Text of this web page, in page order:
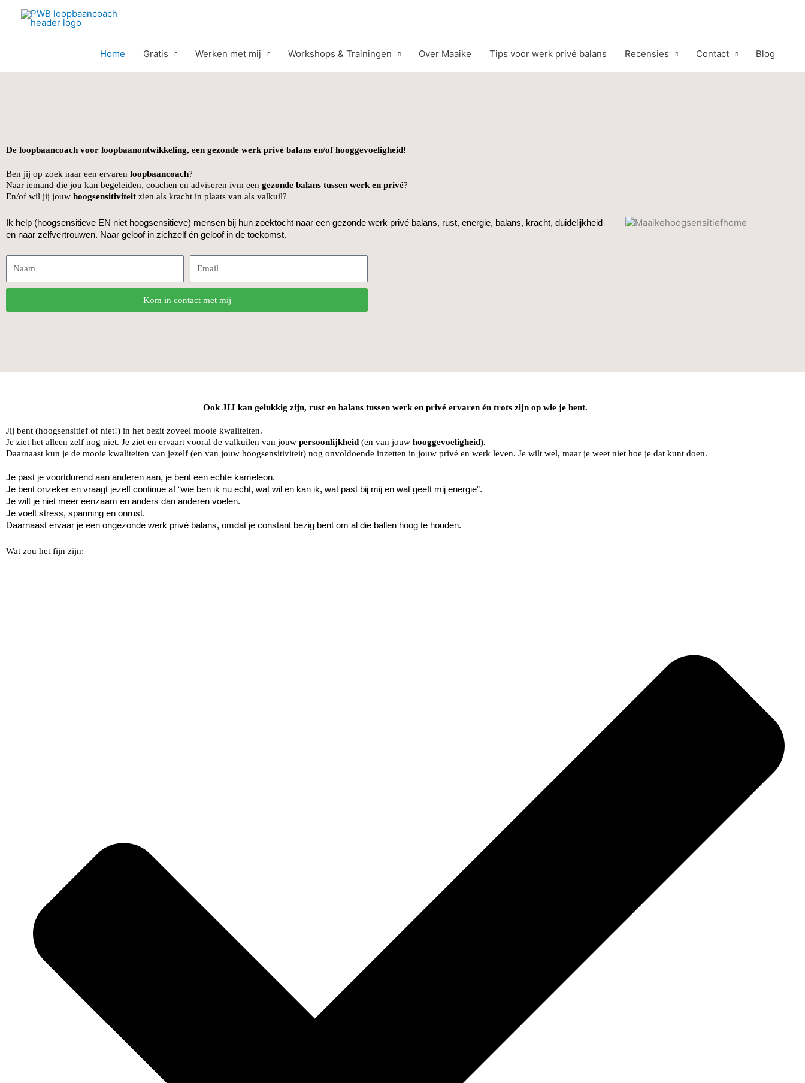
Home
Gratis Werken met mij Workshops & Trainingen Over Maaike Tips voor werk privé balans Recensies Contact Blog
De loopbaancoach voor loopbaanontwikkeling, een gezonde werk privé balans en/of hooggevoeligheid!
Ben jij op zoek naar een ervaren loopbaancoach?
Naar iemand die jou kan begeleiden, coachen en adviseren ivm een gezonde balans tussen werk en privé?
En/of wil jij jouw hoogsensitiviteit zien als kracht in plaats van als valkuil?
Ik help (hoogsensitieve EN niet hoogsensitieve) mensen bij hun zoektocht naar een gezonde werk privé balans, rust, energie, balans, kracht, duidelijkheid
en naar zelfvertrouwen. Naar geloof in zichzelf én geloof in de toekomst.
a
a
l
Kom in contact met mij
Ook JIJ kan gelukkig zijn, rust en balans tussen werk en privé ervaren én trots zijn op wie je bent.
Jij bent (hoogsensitief of niet!) in het bezit zoveel mooie kwaliteiten.
Je ziet het alleen zelf nog niet. Je ziet en ervaart vooral de valkuilen van jouw persoonlijkheid (en van jouw hooggevoeligheid).
Daarnaast kun je de mooie kwaliteiten van jezelf (en van jouw hoogsensitiviteit) nog onvoldoende inzetten in jouw privé en werk leven. Je wilt wel, maar je weet niet hoe je dat kunt doen.
Je past je voortdurend aan anderen aan, je bent een echte kameleon.
Je bent onzeker en vraagt jezelf continue af “wie ben ik nu echt, wat wil en kan ik, wat past bij mij en wat geeft mij energie”.
Je wilt je niet meer eenzaam en anders dan anderen voelen.
Je voelt stress, spanning en onrust.
Daarnaast ervaar je een ongezonde werk privé balans, omdat je constant bezig bent om al die ballen hoog te houden.
Wat zou het fijn zijn: